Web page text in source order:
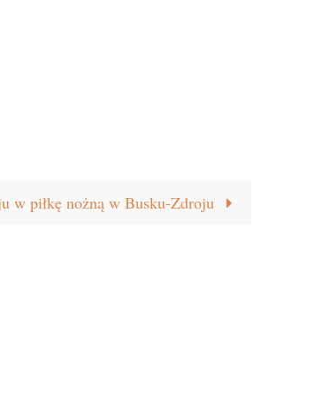
w piłkę nożną w Busku-Zdroju